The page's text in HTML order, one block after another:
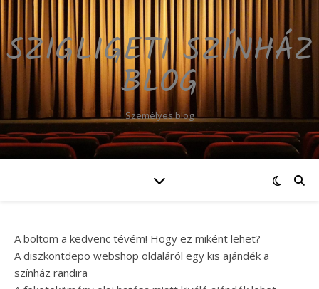
SZIGLIGETI SZÍNHÁZ
BLOG
Személyes blog
A boltom a kedvenc tévém! Hogy ez miként lehet?
A diszkontdepo webshop oldaláról egy kis ajándék a
színház randira